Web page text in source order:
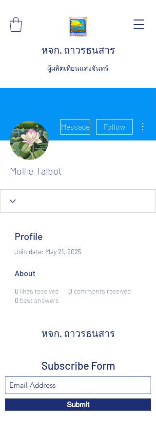
หจก. ถาวรธนสาร
ผู้ผลิตเทียนแสงจันทร์
Message Follow
Mollie Talbot
Profile
Join date: May 21, 2025
About
0 likes received 0 comments received
0 best answers
หจก. ถาวรธนสาร
Subscribe Form
Submit